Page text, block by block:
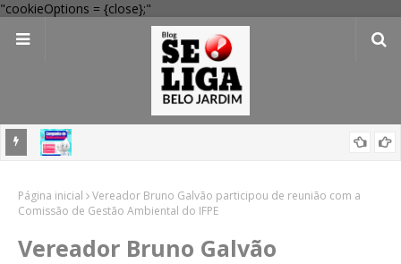
"cookieOptions = {close};"
adolescentes menores de 15 anos em todas as UBSs
Página inicial
Vereador Bruno Galvão participou de reunião com a
Comissão de Gestão Ambiental do IFPE
Vereador Bruno Galvão